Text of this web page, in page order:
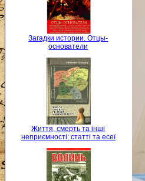
Загадки истории. Отцы-
основатели
Життя, смерть та інші
неприємності: статті та есеї